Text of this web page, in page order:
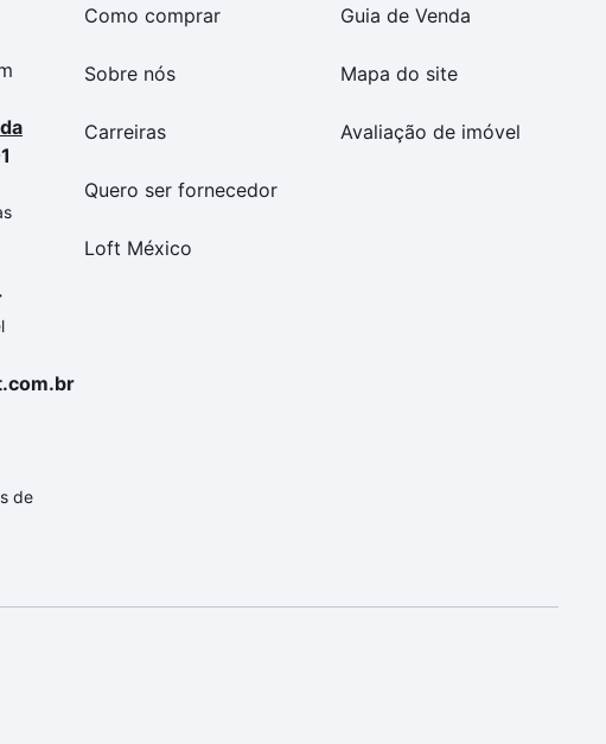
de
Como comprar
Sobre nós
Carreiras
Quero ser fornecedor
Loft México
Guia de Venda
Mapa do site
Avaliação de imóvel